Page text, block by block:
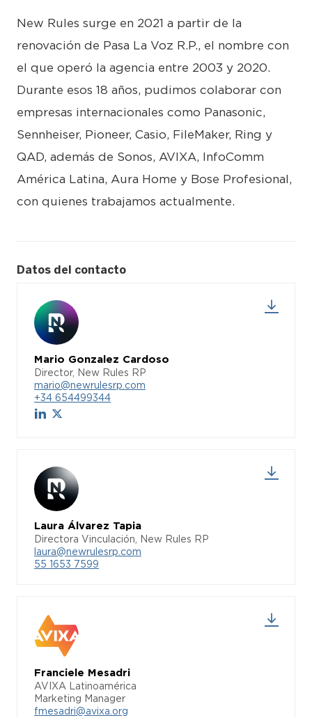
New Rules surge en 2021 a partir de la
renovación de Pasa La Voz R.P., el nombre con
el que operó la agencia entre 2003 y 2020.
Durante esos 18 años, pudimos colaborar con
empresas internacionales como Panasonic,
Sennheiser, Pioneer, Casio, FileMaker, Ring y
QAD, además de Sonos, AVIXA, InfoComm
América Latina, Aura Home y Bose Profesional,
con quienes trabajamos actualmente.
Datos del contacto
Mario Gonzalez Cardoso
Director, New Rules RP
mario@newrulesrp.com
+34 654499344
Laura Álvarez Tapia
Directora Vinculación, New Rules RP
laura@newrulesrp.com
55 1653 7599
Franciele Mesadri
AVIXA Latinoamérica
Marketing Manager
fmesadri@avixa.org